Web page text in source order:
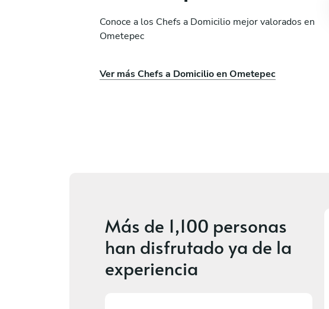
Conoce a los Chefs a Domicilio mejor valorados en
Ometepec
Ver más Chefs a Domicilio en Ometepec
Puebla
Más de 1,100 personas
han disfrutado ya de la
experiencia